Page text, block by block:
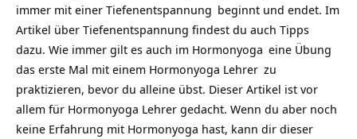
immer mit einer Tiefenentspannung beginnt und endet. Im
Artikel über Tiefenentspannung findest du auch Tipps
dazu. Wie immer gilt es auch im Hormonyoga eine Übung
das erste Mal mit einem Hormonyoga Lehrer zu
praktizieren, bevor du alleine übst. Dieser Artikel ist vor
allem für Hormonyoga Lehrer gedacht. Wenn du aber noch
keine Erfahrung mit Hormonyoga hast, kann dir dieser